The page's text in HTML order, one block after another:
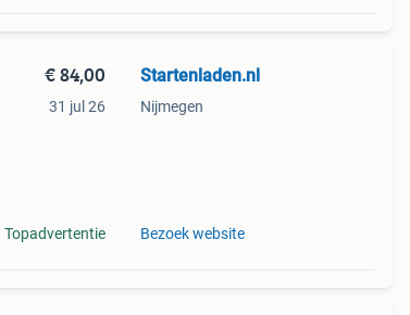
€ 84,00
31 jul 26
Topadvertentie
Startenladen.nl
Nijmegen
Bezoek website